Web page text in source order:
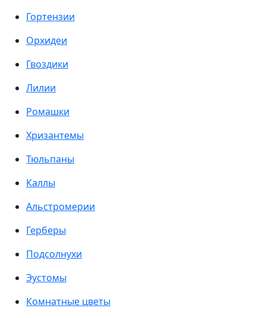
Гортензии
Орхидеи
Гвоздики
Лилии
Ромашки
Хризантемы
Тюльпаны
Каллы
Альстромерии
Герберы
Подсолнухи
Эустомы
Комнатные цветы